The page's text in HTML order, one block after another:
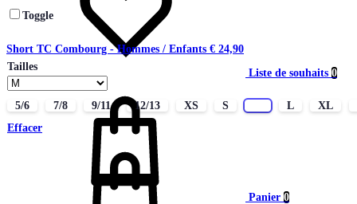
Liste de souhaits 0
Panier 0
Toggle
Short TC Combourg - Hommes / Enfants € 24,90
Tailles
5/6 7/8 9/11 12/13 XS S L
XL
Effacer